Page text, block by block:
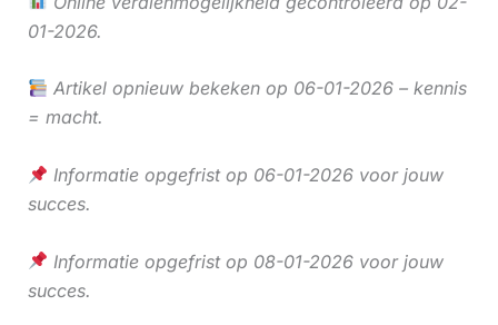
01-2026.
Artikel opnieuw bekeken op 06-01-2026 – kennis
= macht.
Informatie opgefrist op 06-01-2026 voor jouw
succes.
Informatie opgefrist op 08-01-2026 voor jouw
succes.